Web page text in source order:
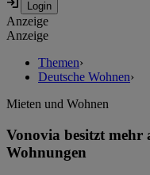
Anzeige
Anzeige
Themen›
Deutsche Wohnen›
Mieten und Wohnen
Vonovia besitzt mehr
Wohnungen